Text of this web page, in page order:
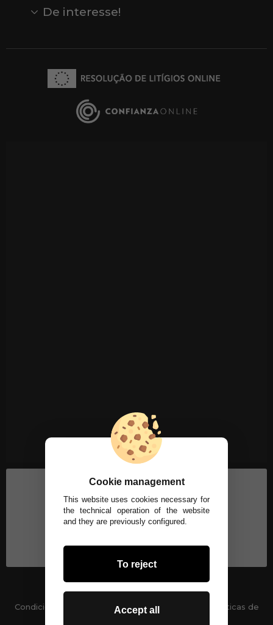
Comentários
Comentários do Google
De interesse!
Condiciones generales Políticas de privacidad
Políticas de
Cookie management
This website uses cookies necessary for
the technical operation of the website
and they are previously configured.
To reject
Accept all